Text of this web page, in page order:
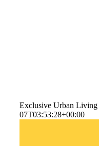
Exclusive Urban Living
07T03:53:28+00:00